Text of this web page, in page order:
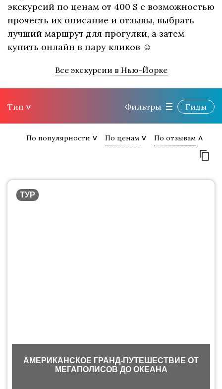
экскурсий по ценам от 400 $ с возможностью
прочесть их описание и отзывы, выбрать
лучший маршрут для прогулки, а затем
купить онлайн в пару кликов ☺
Все экскурсии в Нью-Йорке
Тип Фильтры Гиды
По популярности По ценам По отзывам
ТУР
АМЕРИКАНСКОЕ ГРАНД-ПУТЕШЕСТВИЕ ОТ
МЕГАПОЛИСОВ ДО ОКЕАНА